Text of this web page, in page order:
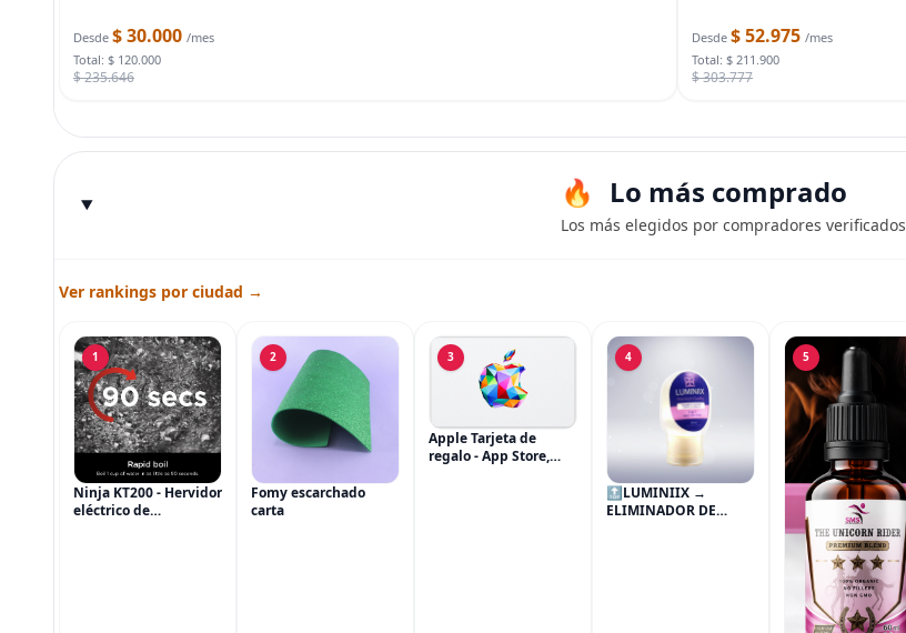
Desde $ 30.000 /mes
Total: $ 120.000
$ 235.646
Desde$ 52.975/mes
Total: $ 211.900
$ 303.777
Lo más comprado
Los más elegidos por compradores verificados
Ver rankings por ciudad →
1
Ninja KT200 - Hervidor
eléctrico de
2
Fomy escarchado
carta
3
Apple Tarjeta de
regalo - App Store,
4
🔝LUMINIIX →
ELIMINADOR DE
5